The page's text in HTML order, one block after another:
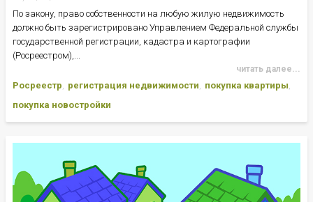
По закону, право собственности на любую жилую недвижимость
должно быть зарегистрировано Управлением Федеральной службы
государственной регистрации, кадастра и картографии
(Росреестром),...
читать далее...
Росреестр регистрация недвижимости
покупка квартиры
покупка новостройки